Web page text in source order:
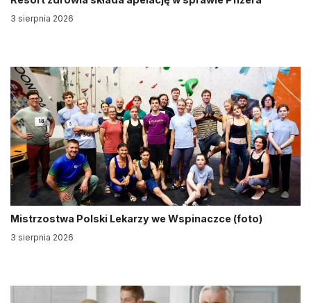
3 sierpnia 2026
Mistrzostwa Polski Lekarzy we Wspinaczce (foto)
3 sierpnia 2026